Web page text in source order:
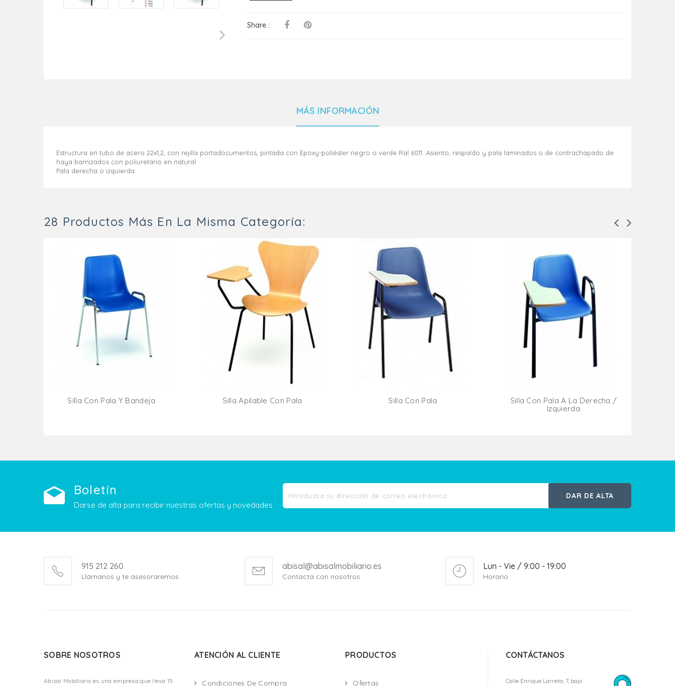
Share :
MÁS INFORMACIÓN
Estructura en tubo de acero 22x1,2, con rejilla portadocumentos, pintada con Epoxy-poliéster negro o verde Ral 6011. Asiento, respaldo y pala laminados o de contrachapado de
haya barnizados con poliuretano en natural.
Pala derecha o izquierda.
28 Productos Más En La Misma Categoría:
Silla Con Pala Y Bandeja
Silla Apilable Con Pala
Silla Con Pala
Silla Con Pala A La Derecha /
Izquierda
Boletín
Darse de alta para recibir nuestras ofertas y novedades
DAR DE ALTA
915 212 260
Llámanos y te asesoraremos
abisal@abisalmobiliario.es
Contacta con nosotros
Lun - Vie / 9:00 - 19:00
Horario
SOBRE NOSOTROS
Abisal Mobiliario es una empresa que lleva 15
ATENCIÓN AL CLIENTE
Condiciones De Compra
PRODUCTOS
Ofertas
CONTÁCTANOS
Calle Enrique Larreta, 7, bajo